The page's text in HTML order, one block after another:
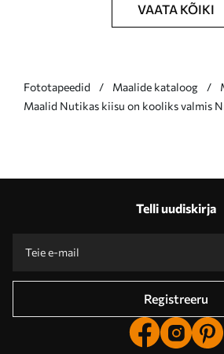
VAATA KÕIKI
Fototapeedid Maalide kataloog
Maalid Nutikas kiisu on kooliks valmis
Telli uudiskirja
Registreeru